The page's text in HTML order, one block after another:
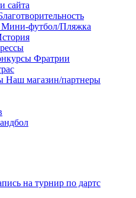
сайта
Мини-футбол/Пляжка
Фратрии
Наш магазин/партнеры
на турнир по дартс